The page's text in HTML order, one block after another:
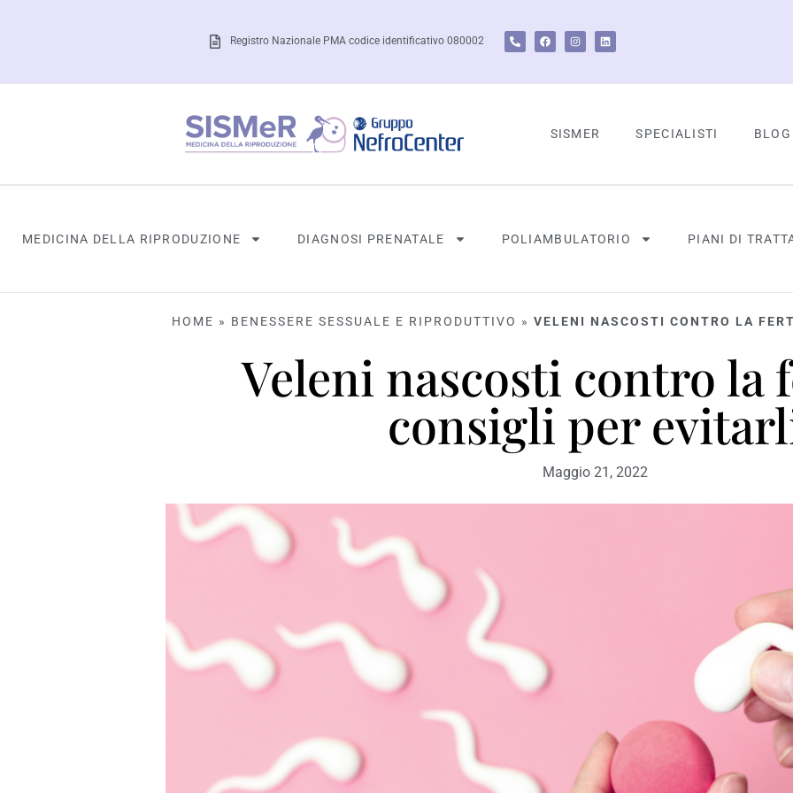
Registro Nazionale PMA codice identificativo 080002
SISMER SPECIALISTI BLOG
MEDICINA DELLA RIPRODUZIONE DIAGNOSI PRENATALE POLIAMBULATORIO PIANI DI
HOME » BENESSERE SESSUALE E RIPRODUTTIVO » VELENI NASCOSTI CONTRO LA
Veleni nascosti contro la
consigli per
Maggio 21, 2022